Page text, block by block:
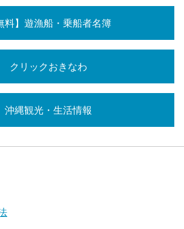
料】遊漁船・乗船者名簿
クリックおきなわ
沖縄観光・生活情報